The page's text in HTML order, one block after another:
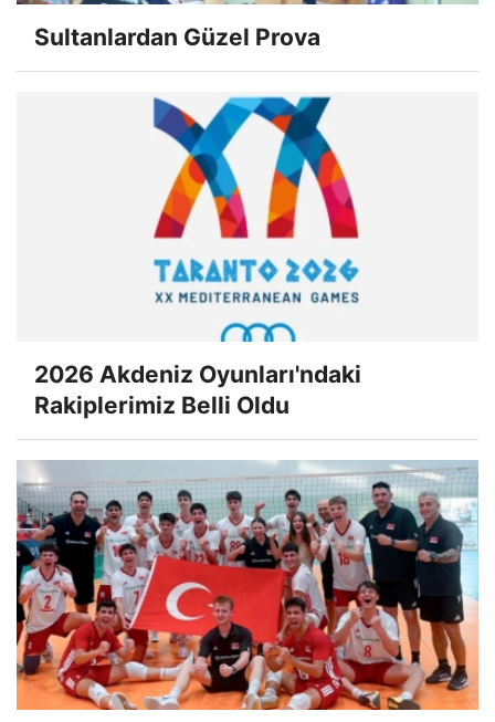
Sultanlardan Güzel Prova
2026 Akdeniz Oyunları'ndaki
Rakiplerimiz Belli Oldu